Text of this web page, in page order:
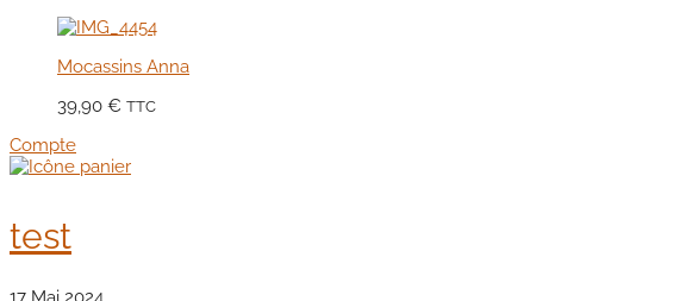
Mocassins Anna
39,90 € TTC
Compte
test